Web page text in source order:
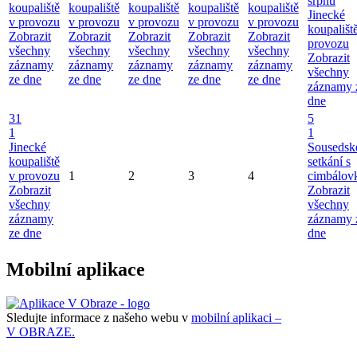
koupaliště
v provozu
Zobrazit
všechny
záznamy
ze dne
koupaliště
v provozu
Zobrazit
všechny
záznamy
ze dne
koupaliště
v provozu
Zobrazit
všechny
záznamy
ze dne
koupaliště
v provozu
Zobrazit
všechny
záznamy
ze dne
koupaliště
v provozu
Zobrazit
všechny
záznamy
ze dne
Jinecké
provozu
Zobrazit
všechny
záznamy
dne
31
1
Jinecké
koupaliště
v provozu
Zobrazit
všechny
záznamy
ze dne
1 2 3 4
5
1
setkání s
Zobrazit
všechny
záznamy
dne
Mobilní aplikace
Sledujte informace z našeho webu v mobilní aplikaci –
V OBRAZE.